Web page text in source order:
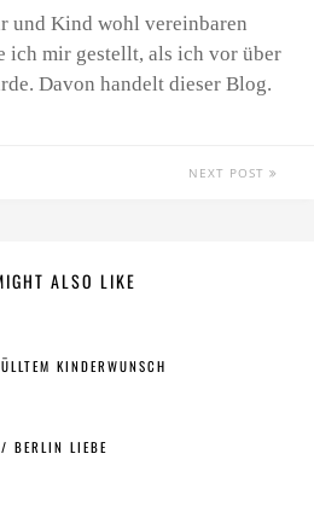
und Kind wohl vereinbaren
ich mir gestellt, als ich vor über
Davon handelt dieser Blog.
NEXT POST
ALSO LIKE
KINDERWUNSCH
BERLIN LIEBE